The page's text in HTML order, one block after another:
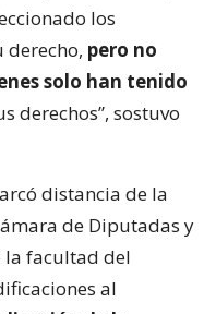
los
derecho, pero no
solo han tenido
derechos”, sostuvo
distancia de la
de Diputadas y
la facultad del
al